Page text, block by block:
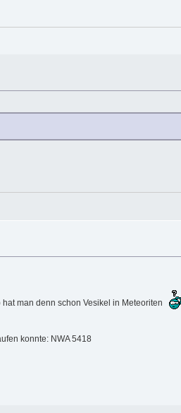
man denn schon Vesikel in Meteoriten
konnte: NWA 5418